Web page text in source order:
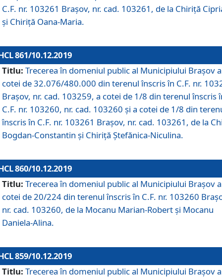
C.F. nr. 103261 Brașov, nr. cad. 103261, de la Chiriță
și Chiriță Oana-Maria.
861/10.12.2019
Titlu: Trecerea în domeniul public al Municipiului Braşov a
cotei de 32.076/480.000 din terenul înscris în C.F. nr.
Brașov, nr. cad. 103259, a cotei de 1/8 din terenul înscris
C.F. nr. 103260, nr. cad. 103260 și a cotei de 1/8 din
înscris în C.F. nr. 103261 Brașov, nr. cad. 103261, de la
Bogdan-Constantin și Chiriță Ștefănica-Niculina.
860/10.12.2019
Titlu: Trecerea în domeniul public al Municipiului Braşov a
cotei de 20/224 din terenul înscris în C.F. nr. 103260
nr. cad. 103260, de la Mocanu Marian-Robert și Mocanu
Daniela-Alina.
859/10.12.2019
Titlu: Trecerea în domeniul public al Municipiului Braşov a